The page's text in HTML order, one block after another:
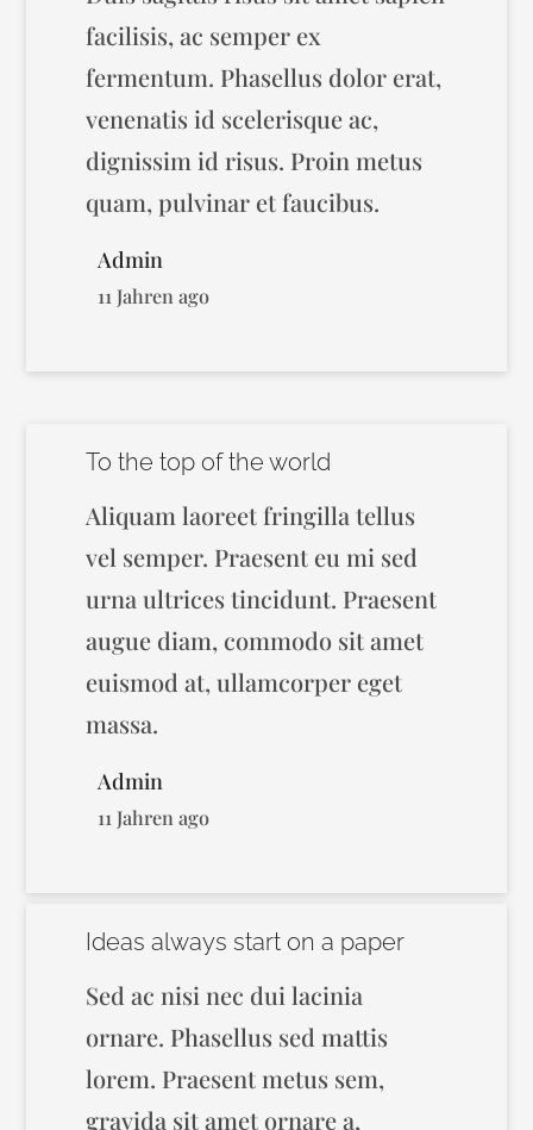
facilisis, ac semper ex
fermentum. Phasellus dolor erat,
venenatis id scelerisque ac,
dignissim id risus. Proin metus
quam, pulvinar et faucibus.
Admin
11 Jahren ago
To the top of the world
Aliquam laoreet fringilla tellus
vel semper. Praesent eu mi sed
urna ultrices tincidunt. Praesent
augue diam, commodo sit amet
euismod at, ullamcorper eget
massa.
Admin
11 Jahren ago
Ideas always start on a paper
Sed ac nisi nec dui lacinia
ornare. Phasellus sed mattis
lorem. Praesent metus sem,
gravida sit amet ornare a,